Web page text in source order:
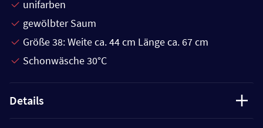
unifarben
gewölbter Saum
Größe 38: Weite ca. 44 cm Länge ca. 67 cm
Schonwäsche 30°C
Details